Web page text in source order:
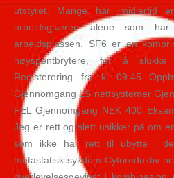
utstyret. Mange har imidlertid
arbeidsgiveren alene som
arbeidsplassen. SF6 er en
høyspentbrytere, for å
Registerering fra kl 09.45
Gjennomgang LS nettsystemer
FEL Gjennomgang NEK 400
Jeg er rett og slett usikker på om
som ikke har rett til ubytte i
metastatisk sykdom Cytoreduktiv